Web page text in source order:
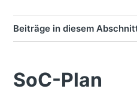
Beiträge in diesem
SoC-Plan